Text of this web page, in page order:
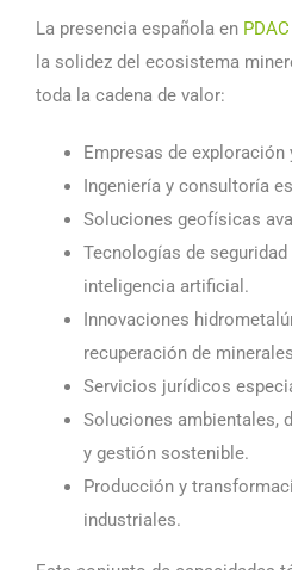
La presencia española en
la solidez del ecosistema
toda la cadena de valor:
Empresas de
Ingeniería y consultoría
Soluciones geofísicas
Tecnologías de
inteligencia artificial.
Innovaciones
recuperación de
Servicios jurídicos
Soluciones ambientales,
y gestión sostenible.
Producción y
industriales.